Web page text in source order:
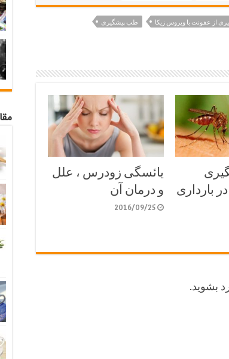
از عفونت با ویروس زیکا
طب پیشگیری
بارداری
یائسگی زودرس ، علل
و درمان آن
2016/09/25
بشوید.